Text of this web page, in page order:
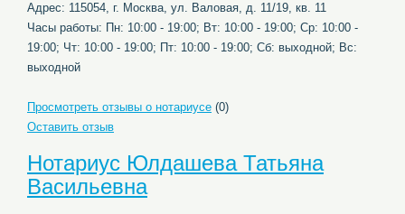
Адрес: 115054, г. Москва, ул. Валовая, д. 11/19, кв. 11
Часы работы: Пн: 10:00 - 19:00; Вт: 10:00 - 19:00; Ср: 10:00 -
19:00; Чт: 10:00 - 19:00; Пт: 10:00 - 19:00; Сб: выходной; Вс:
выходной
Просмотреть отзывы о нотариусе (0)
Оставить отзыв
Нотариус Юлдашева Татьяна
Васильевна